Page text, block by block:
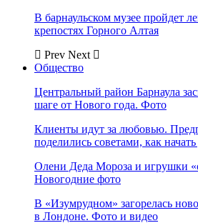
В барнаульском музее пройдет
крепостях Горного Алтая
Prev Next
Общество
Центральный район Барнаула
шаге от Нового года. Фото
Клиенты идут за любовью.
поделились советами, как
Олени Деда Мороза и игрушки
Новогодние фото
В «Изумрудном» загорелась
в Лондоне. Фото и видео